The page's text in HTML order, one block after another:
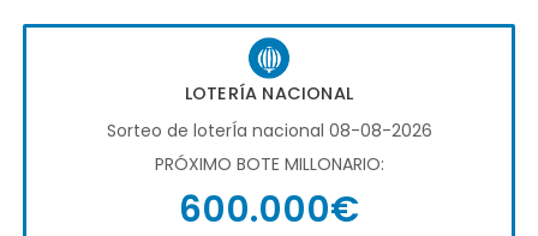
LOTERÍA NACIONAL
Sorteo de loterÍa nacional 08-08-2026
PRÓXIMO BOTE MILLONARIO:
600.000€